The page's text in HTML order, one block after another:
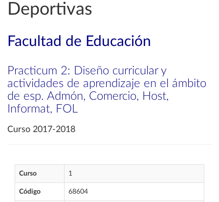
Deportivas
Facultad de Educación
Practicum 2: Diseño curricular y
actividades de aprendizaje en el ámbito
de esp. Admón, Comercio, Host,
Informat, FOL
Curso 2017-2018
Curso 1
Código 68604